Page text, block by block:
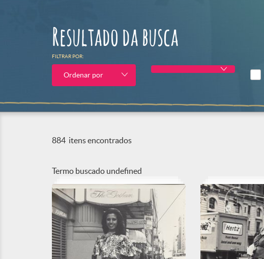
Resultado da busca
FILTRAR POR:
Ordenar por
884 itens encontrados
Termo buscado undefined